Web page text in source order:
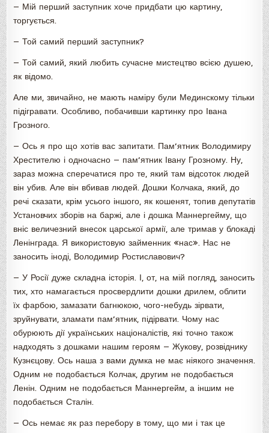
— Мій перший заступник хоче придбати цю картину,
торгується.
— Той самий перший заступник?
— Той самий, який любить сучасне мистецтво всією душею,
як відомо.
Але ми, звичайно, не мають наміру були Мединскому тільки
підігравати. Особливо, побачивши картинку про Івана
Грозного.
— Ось я про що хотів вас запитати. Пам’ятник Володимиру
Хрестителю і одночасно — пам’ятник Івану Грозному. Ну,
зараз можна сперечатися про те, який там відсоток людей
він убив. Але він вбивав людей. Дошки Колчака, який, до
речі сказати, крім усього іншого, як кошенят, топив депутатів
Установчих зборів на баржі, але і дошка Маннергейму, що
вніс величезний внесок царської армії, але тримав у блокаді
Ленінграда. Я використовую займенник «нас». Нас не
заносить іноді, Володимир Ростиславович?
— У Росії дуже складна історія. І, от, на мій погляд, заносить
тих, хто намагається просвердлити дошки дрилем, облити
їх фарбою, замазати багнюкою, чого-небудь зірвати,
зруйнувати, зламати пам’ятник, підірвати. Чому нас
обурюють дії українських націоналістів, які точно також
надходять з дошками нашим героям — Жукову, розвіднику
Кузнєцову. Ось наша з вами думка не має ніякого значення.
Одним не подобається Колчак, другим не подобається
Ленін. Одним не подобається Маннергейм, а іншим не
подобається Сталін.
— Ось немає як раз перебору в тому, що ми і так це